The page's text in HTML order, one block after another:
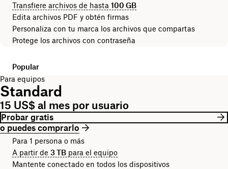
Transfiere archivos de hasta 100 GB
Edita archivos PDF y obtén firmas
Personaliza con tu marca los archivos que compartas
Protege los archivos con contraseña
Popular
Para equipos
Standard
15 US$ al mes por usuario
Probar gratis
o puedes comprarlo
Para 1 persona o más
A partir de 3 TB para el equipo
Mantente conectado en todos los dispositivos